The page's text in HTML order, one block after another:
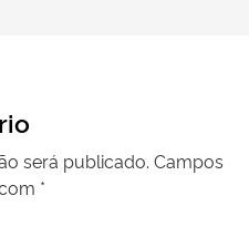
será publicado. Campos
*